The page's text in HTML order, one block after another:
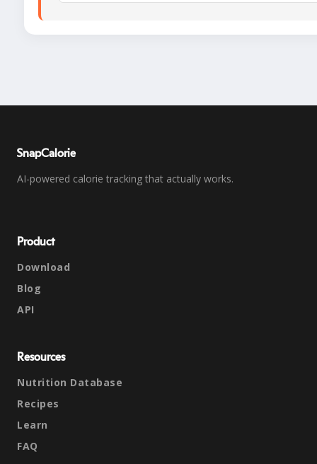
SnapCalorie
AI-powered calorie tracking that actually works.
Product
Download
Blog
API
Resources
Nutrition Database
Recipes
Learn
FAQ